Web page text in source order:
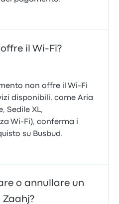
il Wi-Fi?
non offre il Wi-Fi
disponibili, come Aria
Sedile XL,
Wi-Fi), conferma i
su Busbud.
o annullare un
Zaahj?